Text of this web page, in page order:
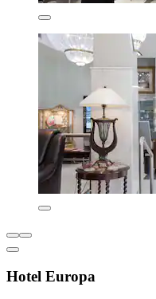
Hotel Europa